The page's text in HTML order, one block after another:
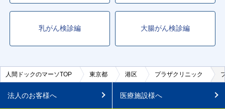
乳がん検診編 大腸がん検診編
人間ドックのマーソTOP 東京都 港区 プラザクリニック
法人のお客様へ 医療施設様へ